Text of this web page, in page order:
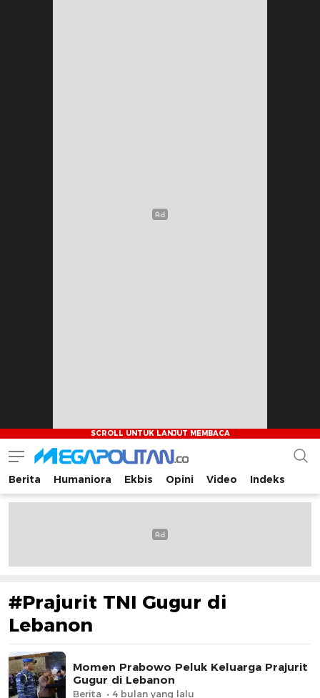
Megapolitan.co
Menyajikan berita-berita fakta bagi pembaca
Berita Humaniora Ekbis Opini Video Indeks
#Prajurit TNI Gugur di
Lebanon
Momen Prabowo Peluk Keluarga Prajurit
Gugur di Lebanon
Berita 4 bulan yang lalu